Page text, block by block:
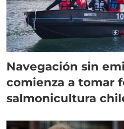
Navegación sin
comienza a tomar
salmonicultura